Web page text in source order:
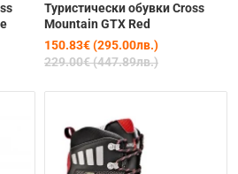
Туристически обувки Cross
Mountain GTX Red
150.83€ (295.00лв.)
229.00€ (447.89лв.)